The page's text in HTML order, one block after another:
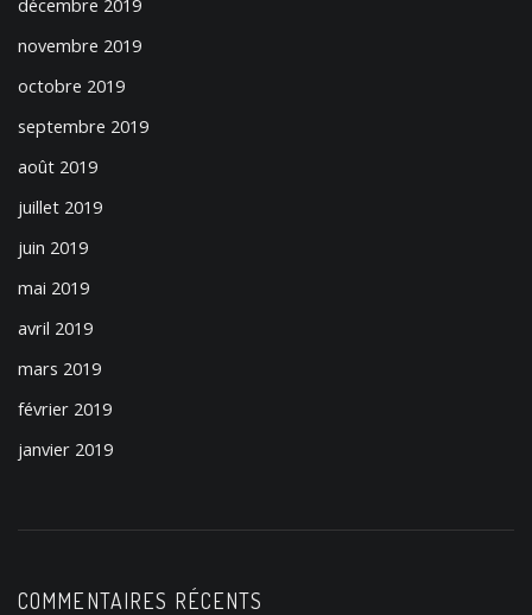
décembre 2019
novembre 2019
octobre 2019
septembre 2019
août 2019
juillet 2019
juin 2019
mai 2019
avril 2019
mars 2019
février 2019
janvier 2019
COMMENTAIRES RÉCENTS